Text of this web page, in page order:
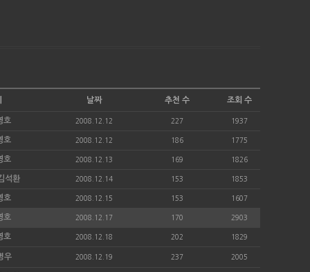
날짜 추천 수 조회 수
호 2008.12.12 227 1937
호 2008.12.12 186 1775
호 2008.12.13 169 1826
석환 2008.12.14 153 1853
호 2008.12.15 153 1607
호 2008.12.17 170 2903
호 2008.12.18 202 1829
우 2008.12.19 237 2005